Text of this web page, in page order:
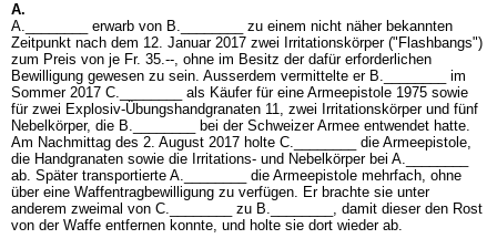
A.
A.________ erwarb von B.________ zu einem nicht näher bekannten
Zeitpunkt nach dem 12. Januar 2017 zwei Irritationskörper ("Flashbangs")
zum Preis von je Fr. 35.--, ohne im Besitz der dafür erforderlichen
Bewilligung gewesen zu sein. Ausserdem vermittelte er B.________ im
Sommer 2017 C.________ als Käufer für eine Armeepistole 1975 sowie
für zwei Explosiv-Übungshandgranaten 11, zwei Irritationskörper und fünf
Nebelkörper, die B.________ bei der Schweizer Armee entwendet hatte.
Am Nachmittag des 2. August 2017 holte C.________ die Armeepistole,
die Handgranaten sowie die Irritations- und Nebelkörper bei A.________
ab. Später transportierte A.________ die Armeepistole mehrfach, ohne
über eine Waffentragbewilligung zu verfügen. Er brachte sie unter
anderem zweimal von C.________ zu B.________, damit dieser den Rost
von der Waffe entfernen konnte, und holte sie dort wieder ab.